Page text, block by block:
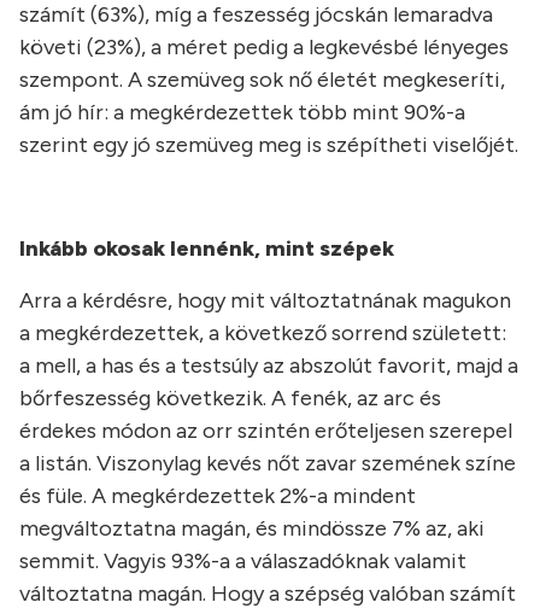
számít (63%), míg a feszesség jócskán lemaradva
követi (23%), a méret pedig a legkevésbé lényeges
szempont. A szemüveg sok nő életét megkeseríti,
ám jó hír: a megkérdezettek több mint 90%-a
szerint egy jó szemüveg meg is szépítheti viselőjét.
Inkább okosak lennénk, mint szépek
Arra a kérdésre, hogy mit változtatnának magukon
a megkérdezettek, a következő sorrend született:
a mell, a has és a testsúly az abszolút favorit, majd a
bőrfeszesség következik. A fenék, az arc és
érdekes módon az orr szintén erőteljesen szerepel
a listán. Viszonylag kevés nőt zavar szemének színe
és füle. A megkérdezettek 2%-a mindent
megváltoztatna magán, és mindössze 7% az, aki
semmit. Vagyis 93%-a a válaszadóknak valamit
változtatna magán. Hogy a szépség valóban számít